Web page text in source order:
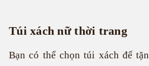
Túi xách nữ thời trang
Bạn có thể chọn túi xách để